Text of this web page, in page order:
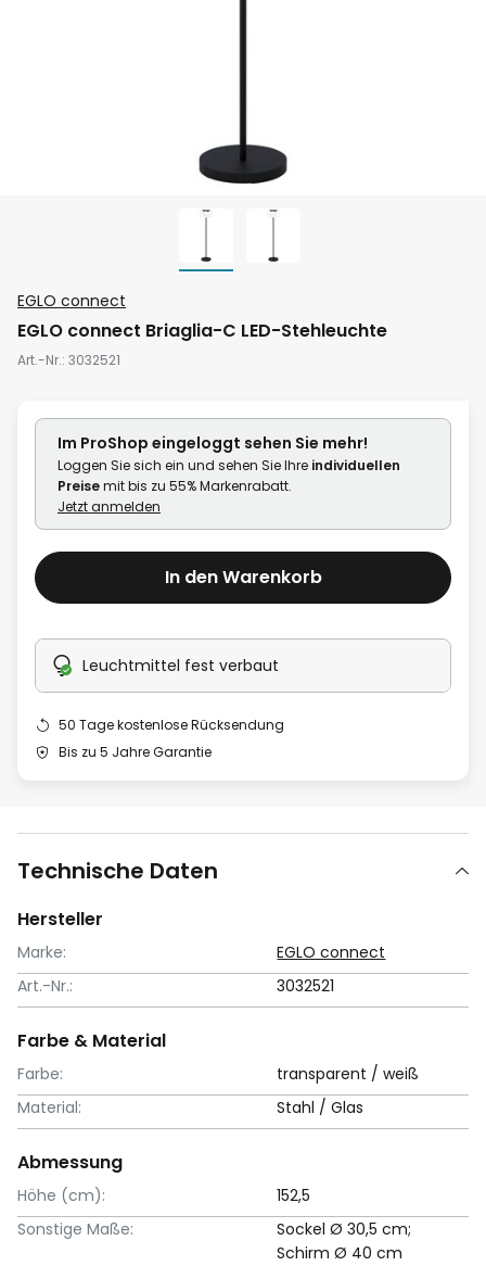
Anfang
der
Bildgalerie
EGLO connect
EGLO connect Briaglia-C LED-Stehleuchte
Art.-Nr. 3032521
Im ProShop eingeloggt sehen Sie mehr!
Loggen Sie sich ein und sehen Sie Ihre individuellen
Preisemit bis zu 55% Markenrabatt.
Jetzt anmelden
In den Warenkorb
Leuchtmittel fest verbaut
50 Tage kostenlose Rücksendung
Bis zu 5 Jahre Garantie
Technische Daten
Hersteller
Marke:
EGLO connect
Art.-Nr.:
3032521
Farbe & Material
Farbe:
transparent / weiß
Material:
Stahl / Glas
Abmessung
Höhe (cm):
152,5
Sonstige Maße:
Sockel Ø 30,5 cm;
Schirm Ø 40 cm